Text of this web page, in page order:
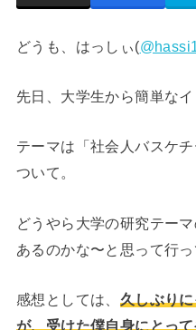
どうも、はっしぃ(
先日、大学生から簡単な
テーマは「社会人バスケ
ついて。
どうやら大学の研究テー
あるのかな〜と思って行っ
感想としては、 久しぶり
が、受けた僕自身にとっ